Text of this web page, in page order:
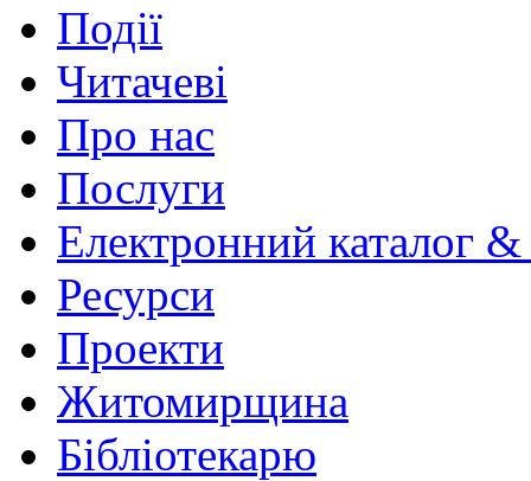
Події
Читачеві
Про нас
Послуги
Електронний каталог
Ресурси
Проекти
Житомирщина
Бібліотекарю